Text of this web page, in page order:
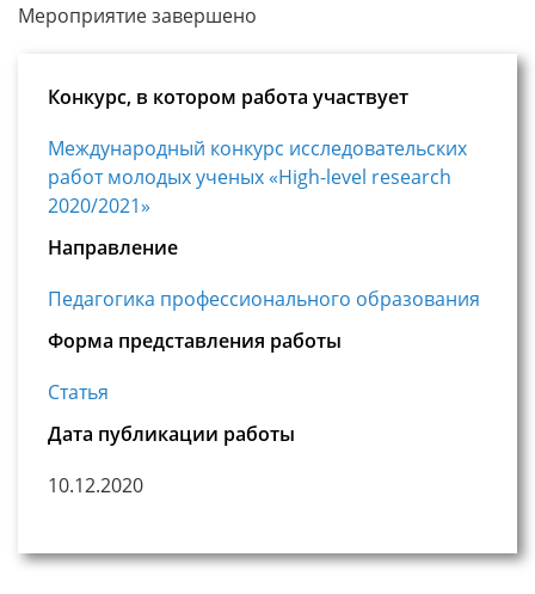
Мероприятие завершено
Конкурс, в котором работа участвует
Международный конкурс исследовательских
работ молодых ученых «High-level research
2020/2021»
Направление
Педагогика профессионального образования
Форма представления работы
Статья
Дата публикации работы
10.12.2020